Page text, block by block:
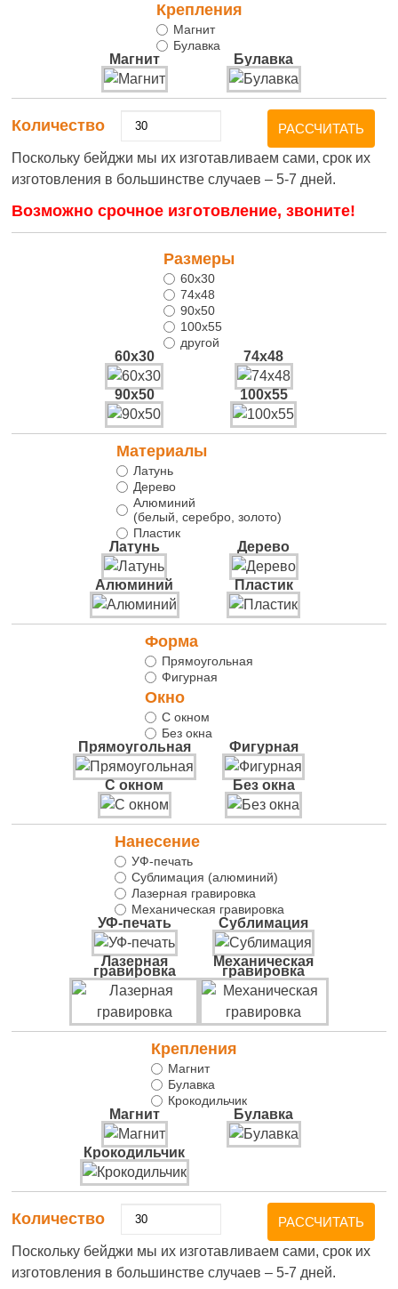
Крепления
Магнит
Булавка
Магнит Булавка
Количество
РАССЧИТАТЬ
Поскольку бейджи мы их изготавливаем сами, срок их
изготовления в большинстве случаев – 5-7 дней.
Возможно срочное изготовление, звоните!
Размеры
60х30
74х48
90х50
100х55
другой
60х30 74х48
90х50 100х55
Материалы
Латунь
Дерево
Алюминий
(белый, серебро, золото)
Пластик
Латунь Дерево
Алюминий Пластик
Форма
Прямоугольная
Фигурная
Окно
С окном
Без окна
Прямоугольная Фигурная
С окном Без окна
Нанесение
УФ-печать
Сублимация (алюминий)
Лазерная гравировка
Механическая гравировка
УФ-печать Сублимация
Лазерная
гравировка
Механическая
гравировка
Крепления
Магнит
Булавка
Крокодильчик
Магнит Булавка
Крокодильчик
Количество
РАССЧИТАТЬ
Поскольку бейджи мы их изготавливаем сами, срок их
изготовления в большинстве случаев – 5-7 дней.